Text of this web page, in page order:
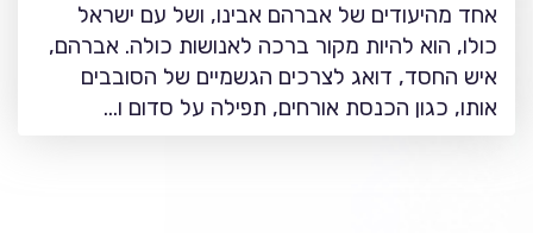
אחד מהיעודים של אברהם אבינו, ושל עם ישראל
כולו, הוא להיות מקור ברכה לאנושות כולה. אברהם,
איש החסד, דואג לצרכים הגשמיים של הסובבים
אותו, כגון הכנסת אורחים, תפילה על סדום ו…